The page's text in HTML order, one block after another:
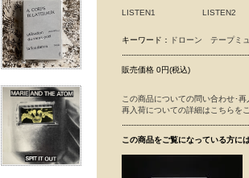
LISTEN1 LISTEN2
キーワード： ドローン テープミ
販売価格 0円(税込)
この商品についての問い合わせ･
再入荷についての詳細はこちらを
この商品をご覧になっている方に